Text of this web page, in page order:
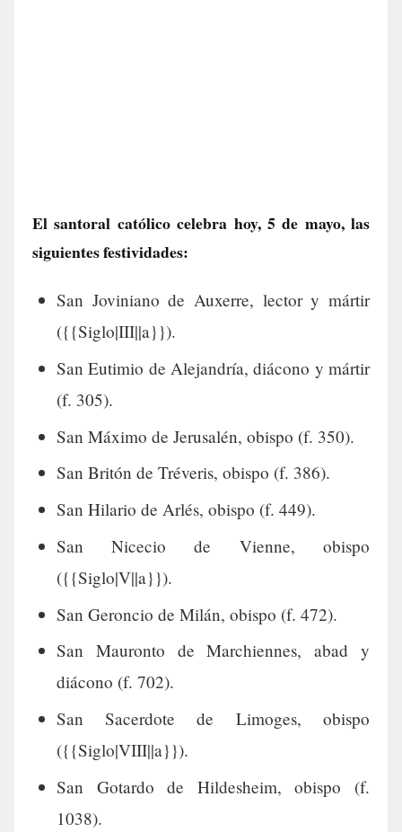
El santoral católico celebra hoy, 5 de mayo, las
siguientes festividades:
San Joviniano de Auxerre, lector y mártir
({{Siglo|III||a}}).
San Eutimio de Alejandría, diácono y mártir
(f. 305).
San Máximo de Jerusalén, obispo (f. 350).
San Britón de Tréveris, obispo (f. 386).
San Hilario de Arlés, obispo (f. 449).
San Nicecio de Vienne, obispo
({{Siglo|V||a}}).
San Geroncio de Milán, obispo (f. 472).
San Mauronto de Marchiennes, abad y
diácono (f. 702).
San Sacerdote de Limoges, obispo
({{Siglo|VIII||a}}).
San Gotardo de Hildesheim, obispo (f.
1038).